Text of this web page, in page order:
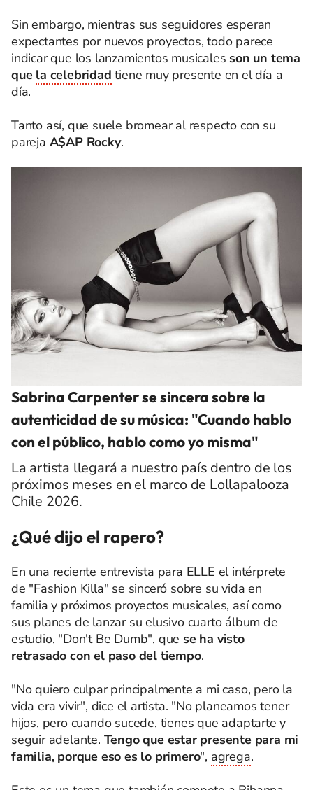
Sin embargo, mientras sus seguidores esperan
expectantes por nuevos proyectos, todo parece
indicar que los lanzamientos musicales son un tema
que la celebridad tiene muy presente en el día a
día.
Tanto así, que suele bromear al respecto con su
pareja A$AP Rocky.
Sabrina Carpenter se sincera sobre la
autenticidad de su música: "Cuando hablo
con el público, hablo como yo misma"
La artista llegará a nuestro país dentro de los
próximos meses en el marco de Lollapalooza
Chile 2026.
¿Qué dijo el rapero?
En una reciente entrevista para ELLE el intérprete
de "Fashion Killa" se sinceró sobre su vida en
familia y próximos proyectos musicales, así como
sus planes de lanzar su elusivo cuarto álbum de
estudio, "Don't Be Dumb", que se ha visto
retrasado con el paso del tiempo.
"No quiero culpar principalmente a mi caso, pero la
vida era vivir", dice el artista. "No planeamos tener
hijos, pero cuando sucede, tienes que adaptarte y
seguir adelante. Tengo que estar presente para mi
familia, porque eso es lo primero", agrega.